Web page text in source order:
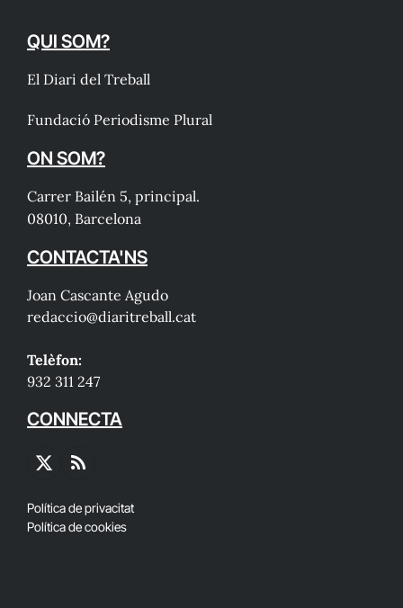
QUI SOM?
El Diari del Treball
Fundació Periodisme Plural
ON SOM?
Carrer Bailén 5, principal.
08010, Barcelona
CONTACTA'NS
Joan Cascante Agudo
redaccio@diaritreball.cat
Telèfon:
932 311 247
CONNECTA
X
RSS
Política de privacitat
Política de cookies